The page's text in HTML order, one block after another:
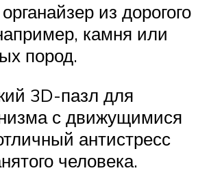
из дорогого
камня или
пород.
3D-пазл для
с движущимися
антистресс
человека.